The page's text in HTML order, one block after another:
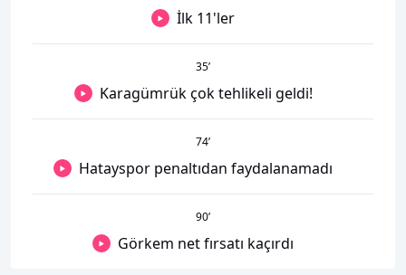
İlk 11'ler
35’
Karagümrük çok tehlikeli geldi!
74’
Hatayspor penaltıdan faydalanamadı
90’
Görkem net fırsatı kaçırdı